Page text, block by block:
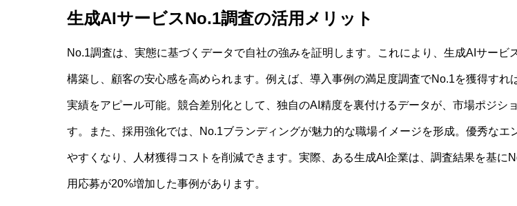
生成AIサービスNo.1調査の活用メリット
No.1調査は、実態に基づくデータで自社の強みを証明します。これにより、生成AIサービ
構築し、顧客の安心感を高められます。例えば、導入事例の満足度調査でNo.1を獲得すれ
実績をアピール可能。競合差別化として、独自のAI精度を裏付けるデータが、市場ポジシ
す。また、採用強化では、No.1ブランディングが魅力的な職場イメージを形成。優秀なエ
やすくなり、人材獲得コストを削減できます。実際、ある生成AI企業は、調査結果を基に
用応募が20%増加した事例があります。